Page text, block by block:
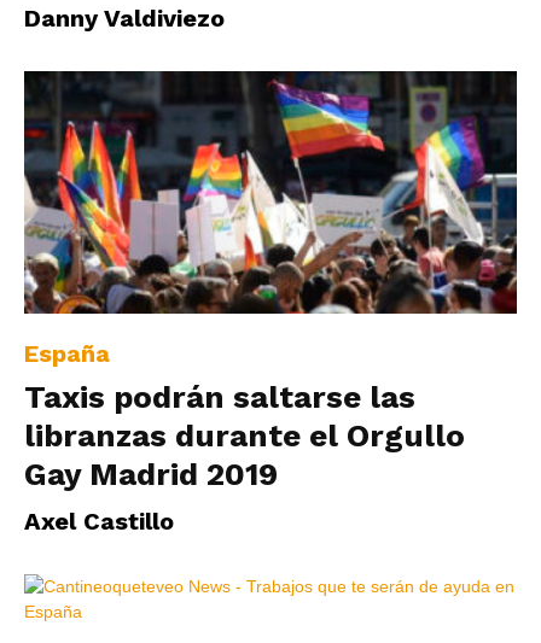
Danny Valdiviezo
España
Taxis podrán saltarse las
libranzas durante el Orgullo
Gay Madrid 2019
Axel Castillo